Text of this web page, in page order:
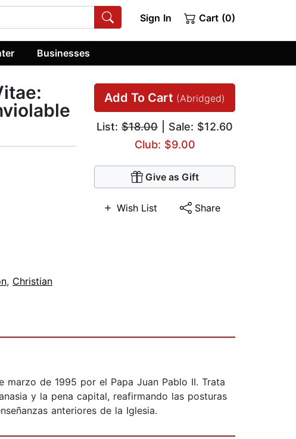
Sign In Cart (0)
Businesses
Add To Cart (Abridged)
List: $18.00 | Sale: $12.60
Club: $9.00
Give as Gift
Wish List Share
, Christian
de 1995 por el Papa Juan Pablo II. Trata
y la pena capital, reafirmando las posturas
anteriores de la Iglesia.